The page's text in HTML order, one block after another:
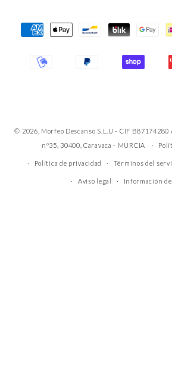
pago
© 2026, Morfeo Descanso S.L.U - CIF B87174280
nº35, 30400, Caravaca - MURCIA
Política de privacidad Términos del
Aviso legal Información